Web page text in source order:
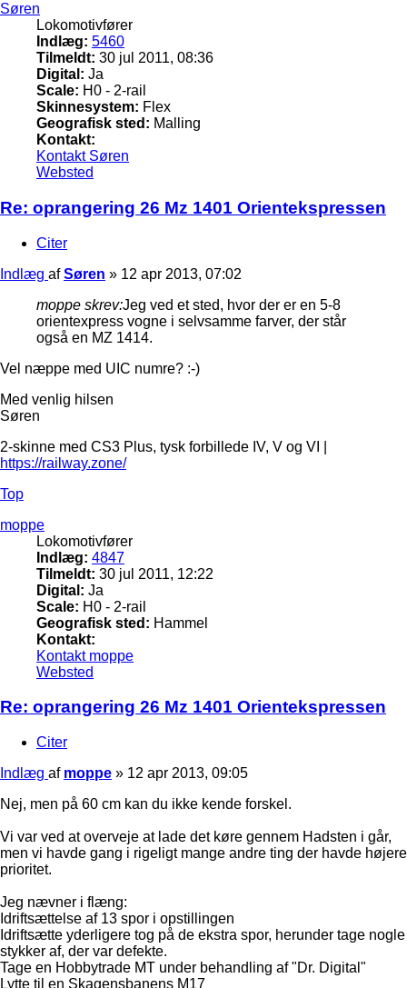
Søren
Lokomotivfører
Indlæg: 5460
Tilmeldt: 30 jul 2011, 08:36
Digital: Ja
Scale: H0 - 2-rail
Skinnesystem: Flex
Geografisk sted: Malling
Kontakt:
Kontakt Søren
Websted
Re: oprangering 26 Mz 1401 Orientekspressen
Citer
Indlæg afSøren » 12 apr 2013, 07:02
moppe skrev:Jeg ved et sted, hvor der er en 5-8
orientexpress vogne i selvsamme farver, der står
også en MZ 1414.
Vel næppe med UIC numre? :-)
Med venlig hilsen
Søren
2-skinne med CS3 Plus, tysk forbillede IV, V og VI |
https://railway.zone/
Top
moppe
Lokomotivfører
Indlæg: 4847
Tilmeldt: 30 jul 2011, 12:22
Digital: Ja
Scale: H0 - 2-rail
Geografisk sted: Hammel
Kontakt:
Kontakt moppe
Websted
Re: oprangering 26 Mz 1401 Orientekspressen
Citer
Indlæg af moppe » 12 apr 2013, 09:05
Nej, men på 60 cm kan du ikke kende forskel.
Vi var ved at overveje at lade det køre gennem Hadsten i går,
men vi havde gang i rigeligt mange andre ting der havde højere
prioritet.
Jeg nævner i flæng:
Idriftsættelse af 13 spor i opstillingen
Idriftsætte yderligere tog på de ekstra spor, herunder tage nogle
stykker af, der var defekte.
Tage en Hobbytrade MT under behandling af "Dr. Digital"
Lytte til en Skagensbanens M17